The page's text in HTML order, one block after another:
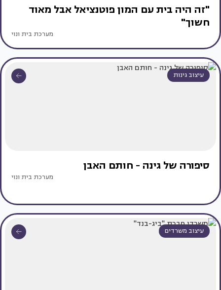
"זה היה בית עם המון פוטנציאל אבל מאוד
חשוך"
מערכת בית ונוי
עיצוב גינות
סיפורה של גינה - חותם האבן
מערכת בית ונוי
עיצוב משרדים